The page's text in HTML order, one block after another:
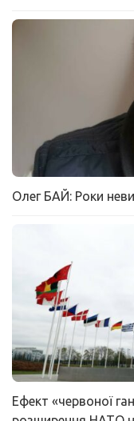
Олег БАЙ: Роки
Ефект «червоної